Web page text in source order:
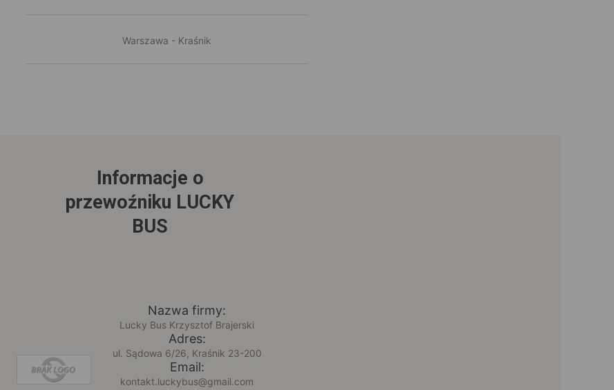
Warszawa - Kraśnik
Informacje o
przewoźniku LUCKY
BUS
Nazwa firmy:
Lucky Bus Krzysztof Brajerski
Adres:
ul. Sądowa 6/26, Kraśnik 23-200
Email:
kontakt.luckybus@gmail.com